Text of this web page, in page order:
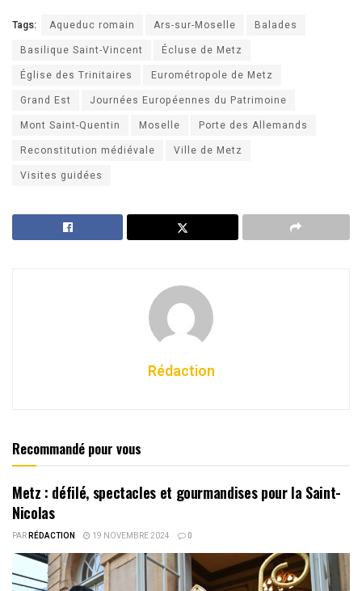
Tags: Aqueduc romain Ars-sur-Moselle
Balades
Basilique Saint-Vincent
Écluse de Metz
Église des Trinitaires
Eurométropole de Metz
Grand Est
Journées Européennes du Patrimoine
Mont Saint-Quentin
Moselle
Porte des Allemands
Reconstitution médiévale
Ville de Metz
Visites guidées
Rédaction
Recommandé pour vous
Metz : défilé, spectacles et gourmandises pour la Saint-
Nicolas
PARRÉDACTION 19 NOVEMBRE 2024 0